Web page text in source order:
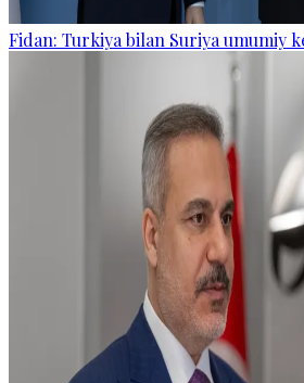
Fidan: Turkiya bilan Suriya umumiy